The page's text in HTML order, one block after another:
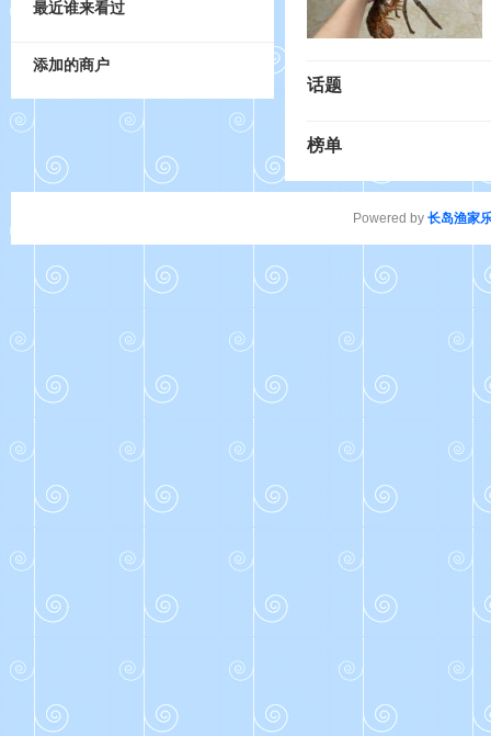
最近谁来看过
添加的商户
话题
榜单
Powered by 长岛渔家